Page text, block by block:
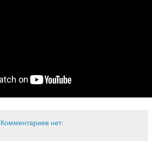
Комментариев нет: